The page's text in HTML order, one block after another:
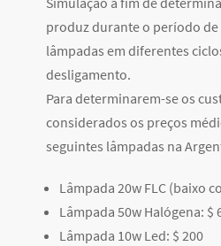
produz durante o período de
lâmpadas em diferentes
desligamento.
Para determinarem-se os
considerados os preços
seguintes lâmpadas na
Lâmpada 20w FLC (baixo
Lâmpada 50w Halógena: $
Lâmpada 10w Led: $ 200